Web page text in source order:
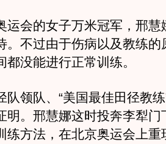
会的女子万米冠军，邢慧
。不过由于伤病以及教练的
没能进行正常训练。
队领队、“美国最佳田径教
明。邢慧娜这时投奔李犁门
练方法，在北京奥运会上重